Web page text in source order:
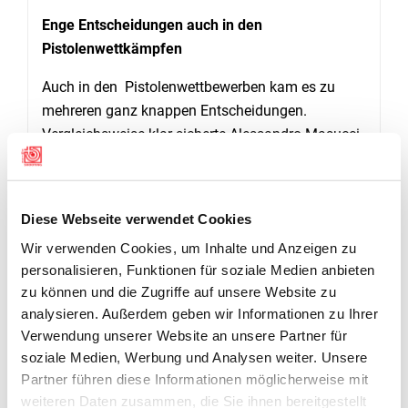
Diese Webseite verwendet Cookies
Wir verwenden Cookies, um Inhalte und Anzeigen zu
personalisieren, Funktionen für soziale Medien anbieten
zu können und die Zugriffe auf unsere Website zu
analysieren. Außerdem geben wir Informationen zu Ihrer
Verwendung unserer Website an unsere Partner für
soziale Medien, Werbung und Analysen weiter. Unsere
Partner führen diese Informationen möglicherweise mit
weiteren Daten zusammen, die Sie ihnen bereitgestellt
Enge Entscheidungen auch in den
Pistolenwettkämpfen
Auch in den Pistolenwettbewerben kam es zu
mehreren ganz knappen Entscheidungen.
Vergleichsweise klar sicherte Alessandro Masucci
Goldmedaille. Mit 519 Punkten siegte er klar vor
im B-Match über die 50-Meter-Distanz blieb der
Sieger ungefährdet. Ueli Krauer gewann die
Goldmedaille mit 570 Punkten klar vor Thomas
Wigger (551) und Andreas Schweizer (547).
Hauchdünn fiel das Verdikt dafür im C-Match über
die 25-Meter-Distanz aus. Martin Luchsinger,
Corinne Birrer und Andreas Schweizer totalisierten
nach 60 Schüssen allesamt 567 Punkte.